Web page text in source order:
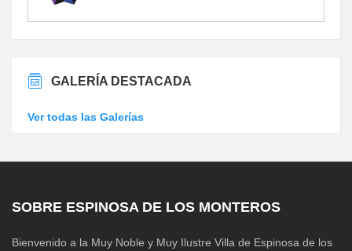
GALERÍA DESTACADA
Ver todas las Galerías
SOBRE ESPINOSA DE LOS MONTEROS
Bienvenido a la Muy Noble y Muy Ilustre Villa de Espinosa de los